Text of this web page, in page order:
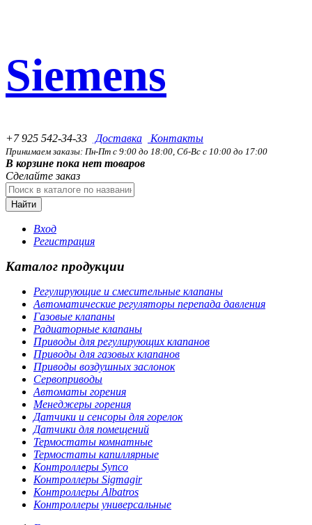
Siemens
+7 925 542-34-33 Доставка Контакты
Принимаем заказы: Пн-Пт с 9:00 до 18:00, Сб-Вс с 10:00 до 17:00
В корзине пока нет товаров
Сделайте заказ
Найти
Вход
Регистрация
Каталог продукции
Регулирующие и смесительные клапаны
Автоматические регуляторы перепада давления
Газовые клапаны
Радиаторные клапаны
Приводы для регулирующих клапанов
Приводы для газовых клапанов
Приводы воздушных заслонок
Сервоприводы
Автоматы горения
Менеджеры горения
Датчики и сенсоры для горелок
Датчики для помещений
Термостаты комнатные
Термостаты капиллярные
Контроллеры Synco
Контроллеры Sigmagir
Контроллеры Albatros
Контроллеры универсальные